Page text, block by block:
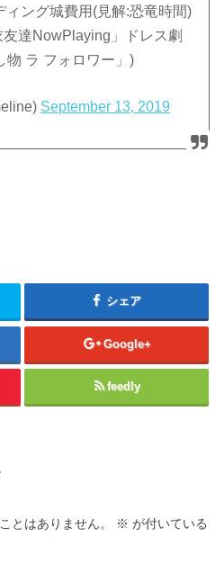
ィング城費用(見解:恐竜時間)
達NowPlaying」ドレス劇
物 ラ フォロワー」)
September 13, 2019
シェア
Google+
feedly
とはありません。 ※ が付いている